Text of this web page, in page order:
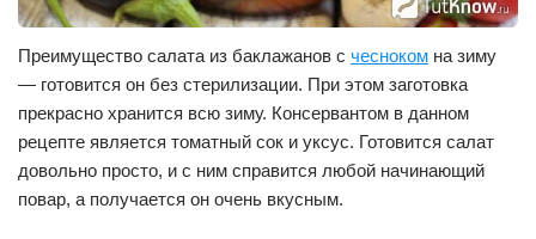
Преимущество салата из баклажанов с чесноком на зиму
— готовится он без стерилизации. При этом заготовка
прекрасно хранится всю зиму. Консервантом в данном
рецепте является томатный сок и уксус. Готовится салат
довольно просто, и с ним справится любой начинающий
повар, а получается он очень вкусным.